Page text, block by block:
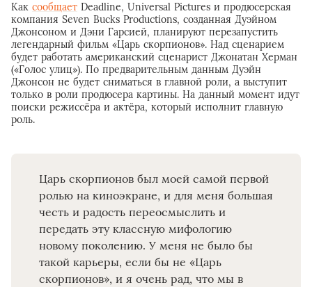
Как сообщает Deadline, Universal Pictures и продюсерская
компания Seven Bucks Productions, созданная Дуэйном
Джонсоном и Дэни Гарсией, планируют перезапустить
легендарный фильм «Царь скорпионов». Над сценарием
будет работать американский сценарист Джонатан Херман
(«Голос улиц»). По предварительным данным Дуэйн
Джонсон не будет сниматься в главной роли, а выступит
только в роли продюсера картины. На данный момент идут
поиски режиссёра и актёра, который исполнит главную
роль.
Царь скорпионов был моей самой первой
ролью на киноэкране, и для меня большая
честь и радость переосмыслить и
передать эту классную мифологию
новому поколению. У меня не было бы
такой карьеры, если бы не «Царь
скорпионов», и я очень рад, что мы в